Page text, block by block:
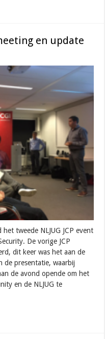
en update
tweede NLJUG JCP event
De vorige JCP
dit keer was het aan de
de presentatie, waarbij
de avond opende om het
en de NLJUG te